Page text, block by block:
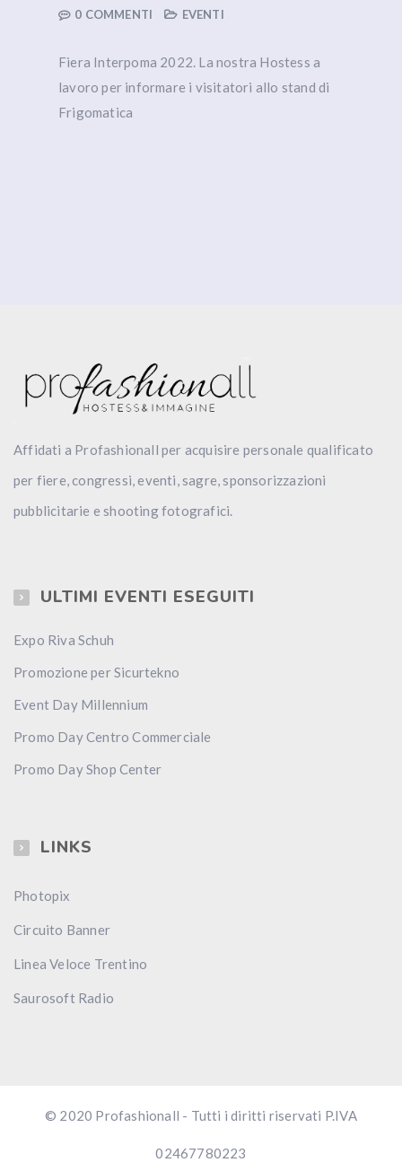
0 COMMENTI
EVENTI
Fiera Interpoma 2022. La nostra Hostess a
lavoro per informare i visitatori allo stand di
Frigomatica
Affidati a Profashionall per acquisire personale qualificato
per fiere, congressi, eventi, sagre, sponsorizzazioni
pubblicitarie e shooting fotografici.
ULTIMI EVENTI ESEGUITI
Expo Riva Schuh
Promozione per Sicurtekno
Event Day Millennium
Promo Day Centro Commerciale
Promo Day Shop Center
LINKS
Photopix
Circuito Banner
Linea Veloce Trentino
Saurosoft Radio
© 2020 Profashionall - Tutti i diritti riservati P.IVA
02467780223